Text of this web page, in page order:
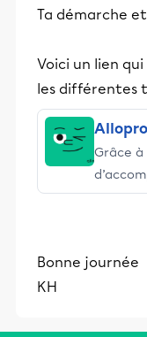
Ta démarche
Voici un lien
les différentes
Grâce à
Bonne journée
KH